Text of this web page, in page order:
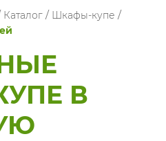
Каталог / Шкафы-купе /
В